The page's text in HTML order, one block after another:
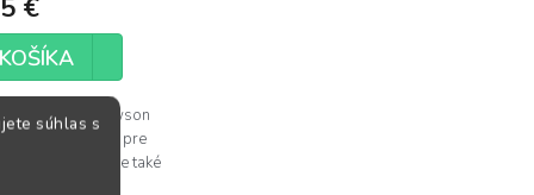
súhlas s
€
Jonathan Rowson
tri otázky dôležité pre
šachistu: prečo je také